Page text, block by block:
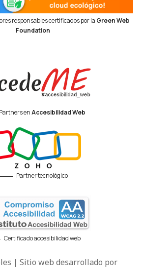
responsables certificados por la Green Web
Foundation
Partners enAccesibilidad Web
Partner tecnológico
Certificado accesibilidad web
| Sitio web desarrollado por